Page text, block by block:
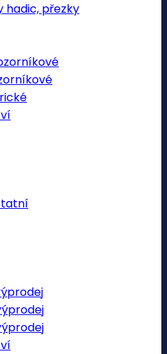
hadic, přezky